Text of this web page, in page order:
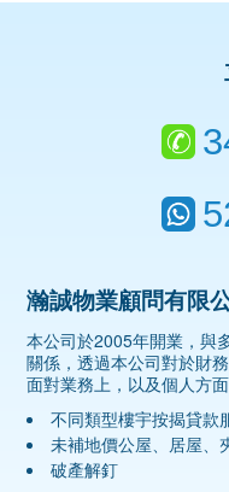
瀚誠物業顧問有限
本公司於2005年開業，與
關係，透過本公司對於財
面對業務上，以及個人方
不同類型樓宇按揭貸款
未補地價公屋、居屋、
破產解釘